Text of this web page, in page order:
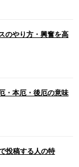
のやり方・興奮を高
・本厄・後厄の意味
投稿する人の特